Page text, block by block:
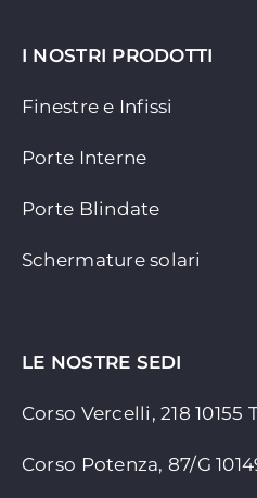
I NOSTRI PRODOTTI
Finestre e Infissi
Porte Interne
Porte Blindate
Schermature solari
LE NOSTRE SEDI
Corso Vercelli, 218 10155
Corso Potenza, 87/G